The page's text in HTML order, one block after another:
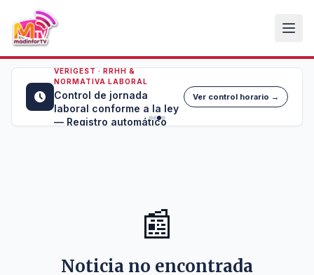
VERIGEST · RRHH &
NORMATIVA LABORAL
Control de jornada
laboral conforme a la ley
— Registro automático
Ver control horario →
📰
Noticia no encontrada